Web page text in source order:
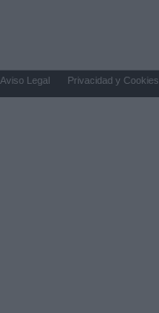
Aviso Legal Privacidad y Cookies